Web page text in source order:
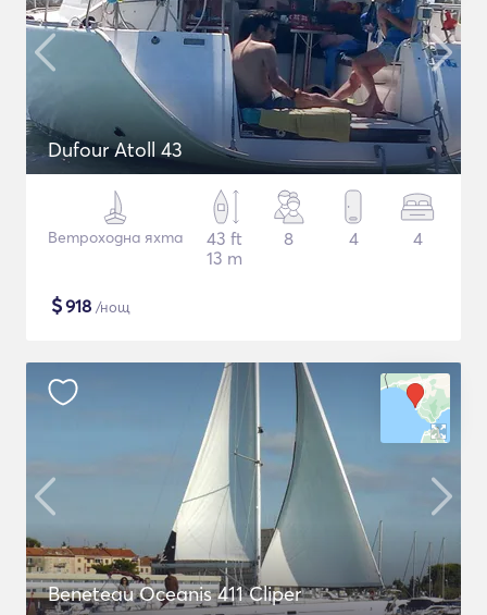
Dufour Atoll 43
Ветроходна яхта
43 ft
13 m
8 4 4
$918 /нощ
Beneteau Oceanis 411 Cliper